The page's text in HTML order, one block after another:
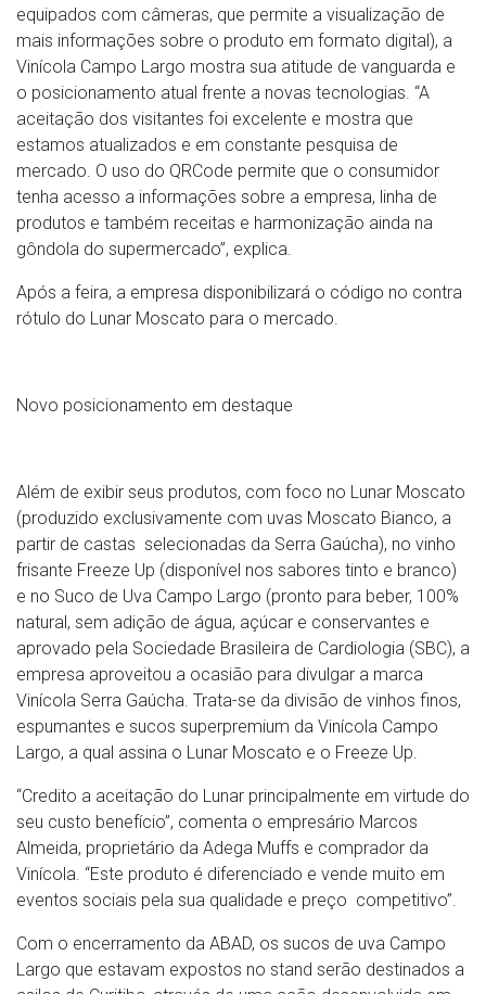
equipados com câmeras, que permite a visualização de
mais informações sobre o produto em formato digital), a
Vinícola Campo Largo mostra sua atitude de vanguarda e
o posicionamento atual frente a novas tecnologias. “A
aceitação dos visitantes foi excelente e mostra que
estamos atualizados e em constante pesquisa de
mercado. O uso do QRCode permite que o consumidor
tenha acesso a informações sobre a empresa, linha de
produtos e também receitas e harmonização ainda na
gôndola do supermercado”, explica.
Após a feira, a empresa disponibilizará o código no contra
rótulo do Lunar Moscato para o mercado.
Novo posicionamento em destaque
Além de exibir seus produtos, com foco no Lunar Moscato
(produzido exclusivamente com uvas Moscato Bianco, a
partir de castas selecionadas da Serra Gaúcha), no vinho
frisante Freeze Up (disponível nos sabores tinto e branco)
e no Suco de Uva Campo Largo (pronto para beber, 100%
natural, sem adição de água, açúcar e conservantes e
aprovado pela Sociedade Brasileira de Cardiologia (SBC), a
empresa aproveitou a ocasião para divulgar a marca
Vinícola Serra Gaúcha. Trata-se da divisão de vinhos finos,
espumantes e sucos superpremium da Vinícola Campo
Largo, a qual assina o Lunar Moscato e o Freeze Up.
“Credito a aceitação do Lunar principalmente em virtude do
seu custo benefício”, comenta o empresário Marcos
Almeida, proprietário da Adega Muffs e comprador da
Vinícola. “Este produto é diferenciado e vende muito em
eventos sociais pela sua qualidade e preço competitivo”.
Com o encerramento da ABAD, os sucos de uva Campo
Largo que estavam expostos no stand serão destinados a